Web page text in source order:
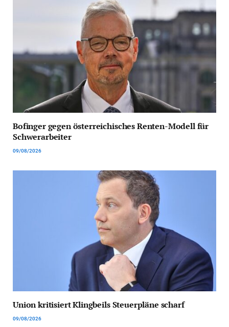
Bofinger gegen österreichisches Renten-Modell für
Schwerarbeiter
09/08/2026
Union kritisiert Klingbeils Steuerpläne scharf
09/08/2026